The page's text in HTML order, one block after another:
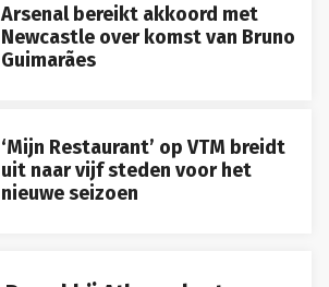
Arsenal bereikt akkoord met
Newcastle over komst van Bruno
Guimarães
‘Mijn Restaurant’ op VTM breidt
uit naar vijf steden voor het
nieuwe seizoen